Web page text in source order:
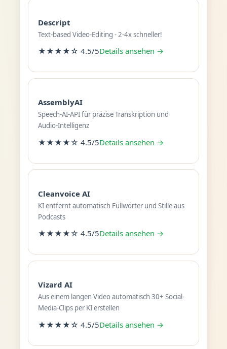
Descript
Text-based Video-Editing - 2-4x schneller!
★★★★☆ 4.5/5Details ansehen →
AssemblyAI
Speech-AI-API für präzise Transkription und
Audio-Intelligenz
★★★★☆ 4.5/5Details ansehen →
Cleanvoice AI
KI entfernt automatisch Füllwörter und Stille aus
Podcasts
★★★★☆ 4.5/5Details ansehen →
Vizard AI
Aus einem langen Video automatisch 30+ Social-
Media-Clips per KI erstellen
★★★★☆ 4.5/5Details ansehen →